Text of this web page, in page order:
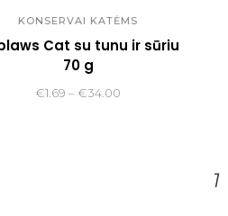
KONSERVAI KATĖMS
Cat su tunu ir sūriu
70 g
€1.69 – €34.00
1